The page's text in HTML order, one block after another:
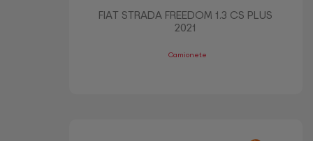
FIAT STRADA FREEDOM 1.3 CS PLUS
2021
Camionete